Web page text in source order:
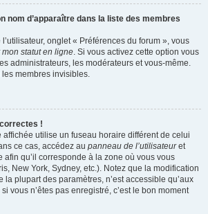
nom d’apparaître dans la liste des membres
onglet « Préférences du forum », vous
statut en ligne. Si vous activez cette option vous
administrateurs, les modérateurs et vous-même.
membres invisibles.
!
affichée utilise un fuseau horaire différent de celui
ce cas, accédez au panneau de l’utilisateuret
afin qu’il corresponde à la zone où vous vous
New York, Sydney, etc.). Notez que la modification
la plupart des paramètres, n’est accessible qu’aux
vous n’êtes pas enregistré, c’est le bon moment